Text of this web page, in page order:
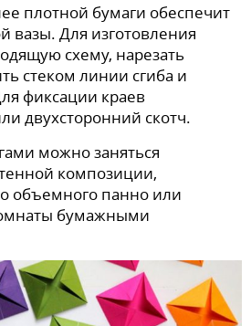
плотной бумаги обеспечит
вазы. Для изготовления
схему, нарезать
стеком линии сгиба и
фиксации краев
двухсторонний скотч.
можно заняться
композиции,
объемного панно или
бумажными